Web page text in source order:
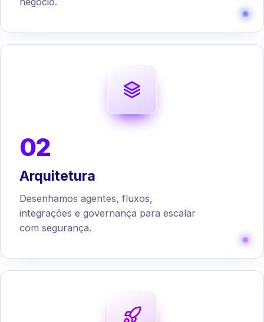
02
Arquitetura
Desenhamos agentes, fluxos,
integrações e governança para escalar
com segurança.